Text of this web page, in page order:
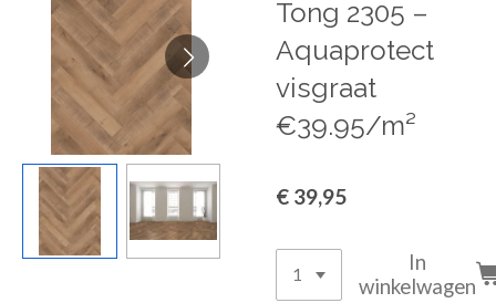
Tong 2305 –
Aquaprotect
visgraat
€39.95/m²
€ 39,95
In
winkelwagen